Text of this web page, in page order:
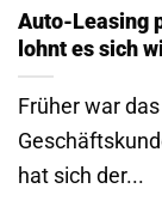
Auto-Leasing
lohnt es sich
Früher war
hat sich der...